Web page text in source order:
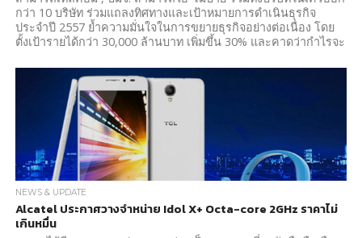
กว่า 10 บริษัท ร่วมแถลงทิศทางและเป้าหมายการดำเนินธุรกิจ
ประจำปี 2557 ย้ำความมั่นใจในการขยายธุรกิจอย่างต่อเนื่อง โดย
ตั้งเป้ารายได้กว่า 30,000 ล้านบาท เพิ่มขึ้น 30% และคาดว่ากำไรจะ
NEWS & UPDATE
Alcatel ประกาศวางจำหน่าย Idol X+ Octa-core 2GHz ราคาไม่
เกินหมื่น